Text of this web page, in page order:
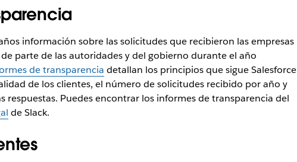
información sobre las solicitudes que recibieron las empresas
parte de las autoridades y del gobierno durante el año
de transparencia detallan los principios que sigue Salesforce
de los clientes, el número de solicitudes recibido por año y
respuestas. Puedes encontrar los informes de transparencia del
de Slack.